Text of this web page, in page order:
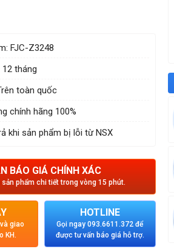
FJC-Z3248
tháng
toàn quốc
chính hãng 100%
khi sản phẩm bị lỗi từ NSX
BÁO GIÁ CHÍNH XÁC
sản phẩm chi tiết trong vòng 15 phút.
giao
KH.
HOTLINE
Gọi ngay 093.6611.372 để
được tư vấn báo giá hỗ trợ.